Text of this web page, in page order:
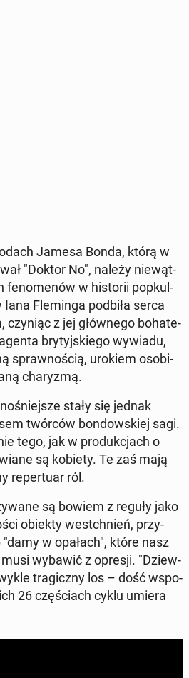
Jamesa Bonda, którą w
"Doktor No", należy nie­wąt­
fe­no­me­nów w hi­sto­rii po­pkul­
Fle­min­ga podbiła serca
czyniąc z jej głów­ne­go bo­ha­te­
bry­tyj­skie­go wywiadu,
spraw­no­ścią, urokiem oso­bi­
cha­ry­zmą.
stały się jednak
twórców bon­dow­skiej sagi.
tego, jak w pro­duk­cjach o
są kobiety. Te zaś mają
re­per­tu­ar ról.
są bowiem z reguły jako
obiekty wes­tchnień, przy­
w opałach", które nasz
wybawić z opresji. "Dziew­
tra­gicz­ny los – dość wspo­
26 czę­ściach cyklu umiera